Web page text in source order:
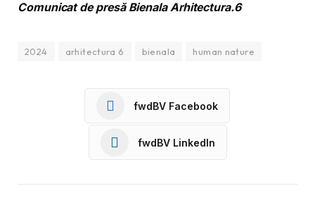
Comunicat de presă Bienala Arhitectura.6
2024 arhitectura 6 bienala human nature
fwdBV Facebook
fwdBV LinkedIn